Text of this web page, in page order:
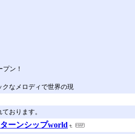
ン！
なメロディで世界の現
おります。
ーンシップworld